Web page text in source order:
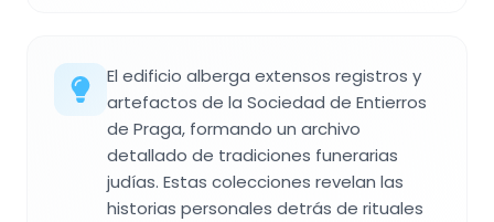
El edificio alberga extensos registros y
artefactos de la Sociedad de Entierros
de Praga, formando un archivo
detallado de tradiciones funerarias
judías. Estas colecciones revelan las
historias personales detrás de rituales